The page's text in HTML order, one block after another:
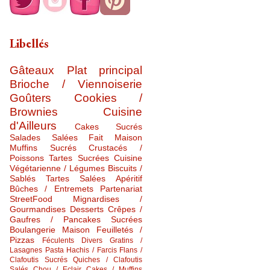
Libellés
Gâteaux
Plat principal
Brioche / Viennoiserie
Goûters
Cookies /
Brownies
Cuisine
d'Ailleurs
Cakes Sucrés
Salades Salées
Fait Maison
Muffins Sucrés
Crustacés /
Poissons Tartes Sucrées Cuisine
Végétarienne / Légumes Biscuits /
Sablés
Tartes Salées
Apéritif
Bûches / Entremets
Partenariat
StreetFood
Mignardises /
Gourmandises Desserts Crêpes /
Gaufres / Pancakes Sucrées
Boulangerie Maison
Feuilletés /
Pizzas
Féculents Divers
Gratins /
Lasagnes Pasta Hachis / Farcis Flans /
Clafoutis Sucrés
Quiches / Clafoutis